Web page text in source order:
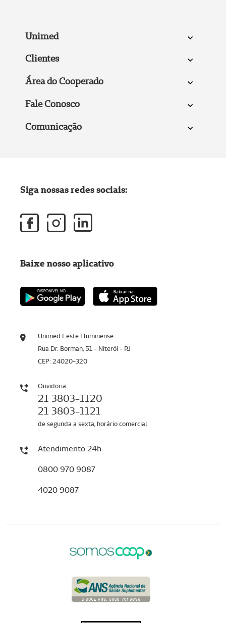
Unimed
Clientes
Área do Cooperado
Fale Conosco
Comunicação
Unimed Leste Fluminense
Rua Dr. Borman, 51 - Niterói - RJ
CEP: 24020-320
Ouvidoria
21 3803-1120
21 3803-1121
de segunda a sexta, horário comercial
Atendimento 24h
0800 970 9087
4020 9087
Siga nossas redes sociais:
Baixe nosso aplicativo